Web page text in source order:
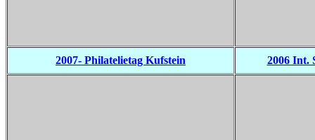
2007- Philatelietag Kufstein 2006 Int.